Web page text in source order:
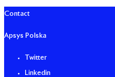
Contact
Apsys Polska
Twitter
Linkedin